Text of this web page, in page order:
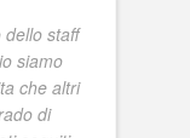
dello staff
siamo
che altri
di